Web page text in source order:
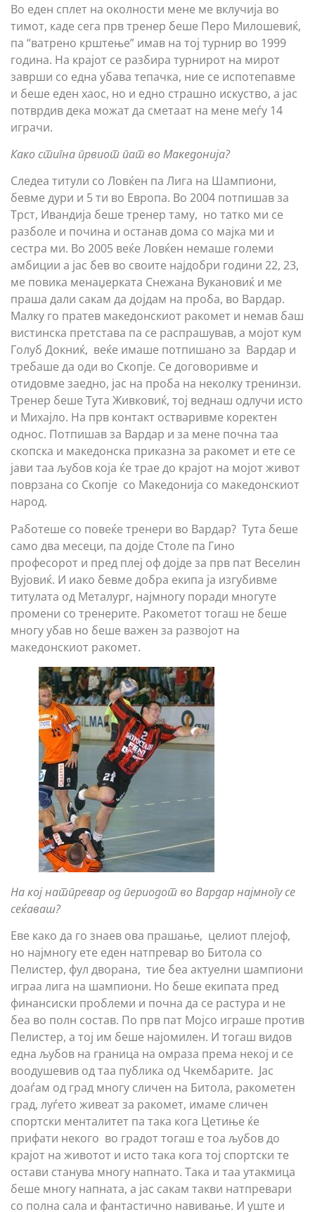
Во еден сплет на околности мене ме вклучија во
тимот, каде сега прв тренер беше Перо Милошевиќ,
па “ватрено крштење” имав на тој турнир во 1999
година. На крајот се разбира турнирот на мирот
заврши со една убава тепачка, ние се испотепавме
и беше еден хаос, но и едно страшно искуство, а јас
потврдив дека можат да сметаат на мене меѓу 14
играчи.
Како стигна првиот пат во Македонија?
Следеа титули со Ловќен па Лига на Шампиони,
бевме дури и 5 ти во Европа. Во 2004 потпишав за
Трст, Ивандија беше тренер таму, но татко ми се
разболе и почина и останав дома со мајка ми и
сестра ми. Во 2005 веќе Ловќен немаше големи
амбиции а јас бев во своите најдобри години 22, 23,
ме повика менаџерката Снежана Вукановиќ и ме
праша дали сакам да дојдам на проба, во Вардар.
Малку го пратев македонскиот ракомет и немав баш
вистинска претстава па се распрашував, а мојот кум
Голуб Докниќ, веќе имаше потпишано за Вардар и
требаше да оди во Скопје. Се договоривме и
отидовме заедно, јас на проба на неколку тренинзи.
Тренер беше Тута Живковиќ, тој веднаш одлучи исто
и Михајло. На прв контакт остваривме коректен
однос. Потпишав за Вардар и за мене почна таа
скопска и македонска приказна за ракомет и ете се
јави таа љубов која ќе трае до крајот на мојот живот
поврзана со Скопје со Македонија со македонскиот
народ.
Работеше со повеќе тренери во Вардар? Тута беше
само два месеци, па дојде Столе па Гино
професорот и пред плеј оф дојде за прв пат Веселин
Вујовиќ. И иако бевме добра екипа ја изгубивме
титулата од Металург, најмногу поради многуте
промени со тренерите. Ракометот тогаш не беше
многу убав но беше важен за развојот на
македонскиот ракомет.
На кој натпревар од периодот во Вардар најмногу се
сеќаваш?
Еве како да го знаев ова прашање, целиот плејоф,
но најмногу ете еден натпревар во Битола со
Пелистер, фул дворана, тие беа актуелни шампиони
играа лига на шампиони. Но беше екипата пред
финансиски проблеми и почна да се растура и не
беа во полн состав. По прв пат Мојсо играше против
Пелистер, а тој им беше најомилен. И тогаш видов
една љубов на граница на омраза према некој и се
воодушевив од таа публика од Чкембарите. Јас
доаѓам од град многу сличен на Битола, ракометен
град, луѓето живеат за ракомет, имаме сличен
спортски менталитет па така кога Цетиње ќе
прифати некого во градот тогаш е тоа љубов до
крајот на животот и исто така кога тој спортски те
остави станува многу напнато. Така и таа утакмица
беше многу напната, а јас сакам такви натпревари
со полна сала и фантастично навивање. И уште и